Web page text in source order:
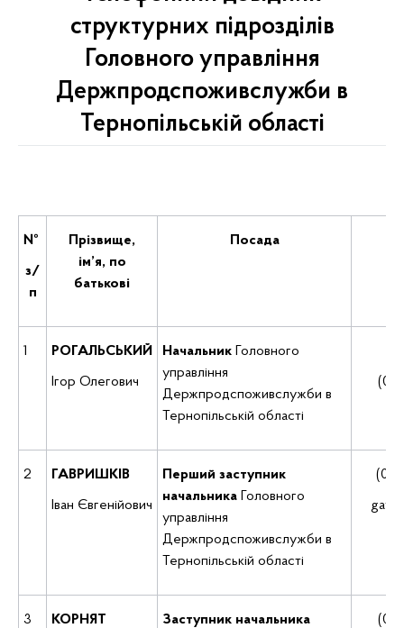
структурних підрозділів
Головного управління
Держпродспоживслужби в
Тернопільській області
№
з/
п
Прізвище,
ім’я, по
батькові
Посада
1 РОГАЛЬСЬКИЙ
Ігор Олегович
Начальник Головного
управління
Держпродспоживслужби в
Тернопільській області
2 ГАВРИШКІВ
Іван Євгенійович
Перший заступник
начальника Головного
управління
Держпродспоживслужби в
Тернопільській області
3 КОРНЯТ
Заступник начальника